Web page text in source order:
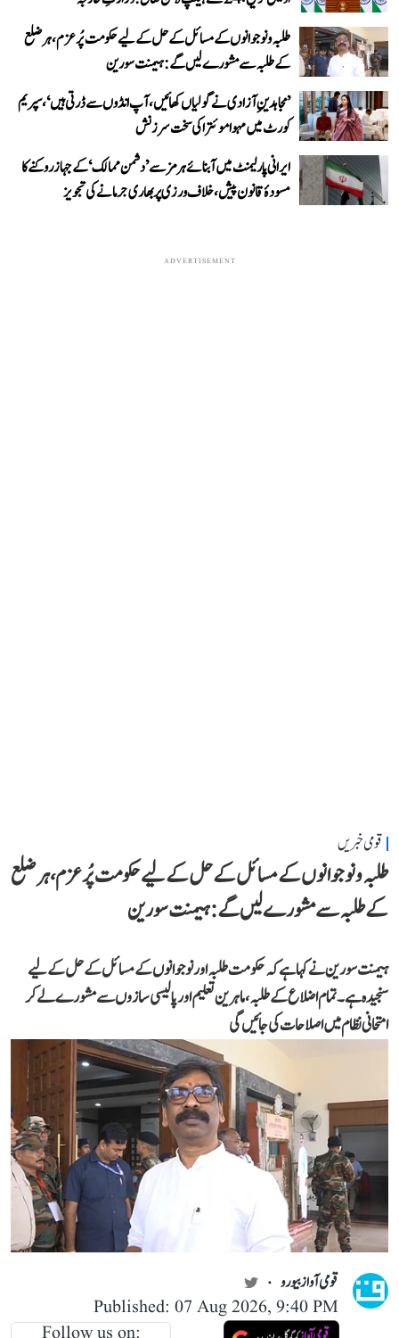
طلبہ و نوجوانوں کے مسائل کے حل کے لیے حکومت پُرعزم، ہر ضلع
کے طلبہ سے مشورے لیں گے: ہیمنت سورین
’مجاہدینِ آزادی نے گولیاں کھائیں، آپ انڈوں سے ڈرتی ہیں‘، سپریم
کورٹ میں مہوا موئترا کی سخت سرزنش
ایرانی پارلیمنٹ میں آبنائے ہرمز سے ’دشمن ممالک‘ کے جہاز روکنے کا
مسودۂ قانون پیش، خلاف ورزی پر بھاری جرمانے کی تجویز
ADVERTISEMENT
قومی خبریں
طلبہ و نوجوانوں کے مسائل کے حل کے لیے حکومت پُرعزم، ہر ضلع
کے طلبہ سے مشورے لیں گے: ہیمنت سورین
ہیمنت سورین نے کہا ہے کہ حکومت طلبہ اور نوجوانوں کے مسائل کے حل کے لیے
سنجیدہ ہے۔ تمام اضلاع کے طلبہ، ماہرین تعلیم اور پالیسی سازوں سے مشورے لے کر
امتحانی نظام میں اصلاحات کی جائیں گی
قومی آواز بیورو
Published: 07 Aug 2026, 9:40 PM